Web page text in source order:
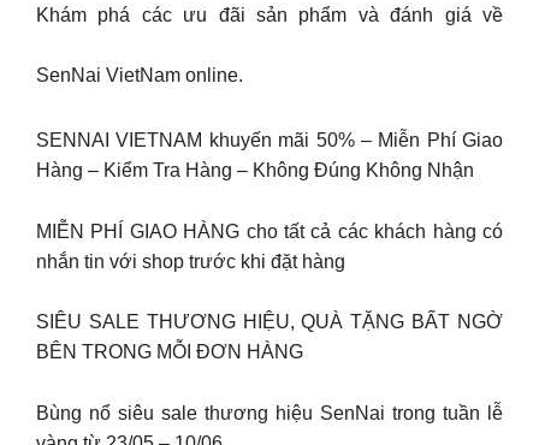
Khám phá các ưu đãi sản phẩm và đánh giá về
SenNai VietNam online.
SENNAI VIETNAM khuyến mãi 50% – Miễn Phí Giao
Hàng – Kiểm Tra Hàng – Không Đúng Không Nhận
MIỄN PHÍ GIAO HÀNG cho tất cả các khách hàng có
nhắn tin với shop trước khi đặt hàng
SIÊU SALE THƯƠNG HIỆU, QUÀ TẶNG BẤT NGỜ
BÊN TRONG MỖI ĐƠN HÀNG
Bùng nổ siêu sale thương hiệu SenNai trong tuần lễ